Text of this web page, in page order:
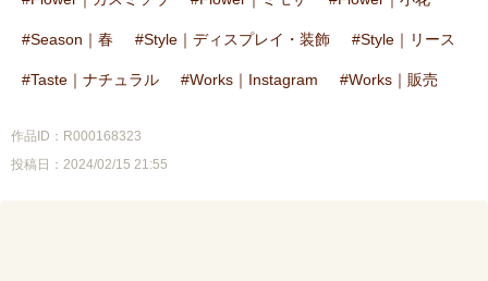
Season｜春 Style｜ディスプレイ・装飾 Style｜リース
Taste｜ナチュラル Works｜Instagram Works｜販売
作品ID：R000168323
投稿日：2024/02/15 21:55